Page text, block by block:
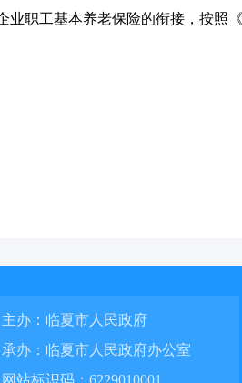
业职工基本养老保险的衔接，按照
主办：临夏市人民政府
承办：临夏市人民政府办公室
网站标识码：6229010001